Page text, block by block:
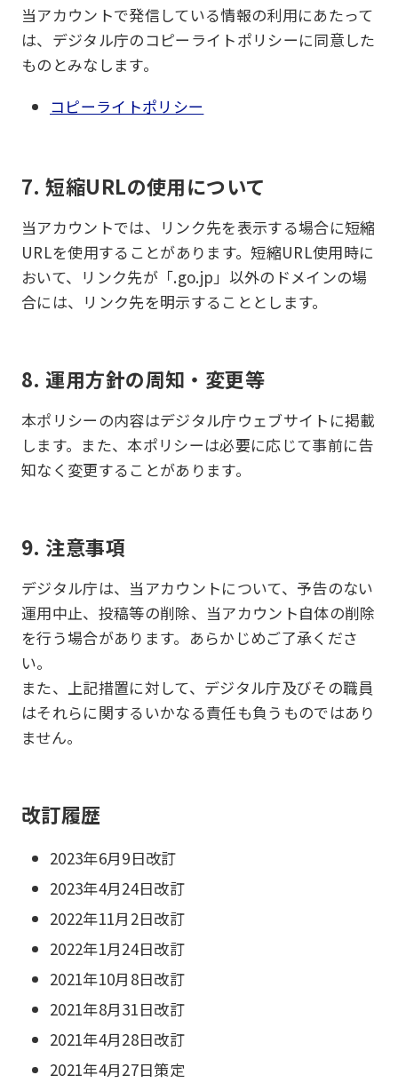
当アカウントで発信している情報の利用にあたって
は、デジタル庁のコピーライトポリシーに同意した
ものとみなします。
コピーライトポリシー
7. 短縮URLの使用について
当アカウントでは、リンク先を表示する場合に短縮
URLを使用することがあります。短縮URL使用時に
おいて、リンク先が「.go.jp」以外のドメインの場
合には、リンク先を明示することとします。
8. 運用方針の周知・変更等
本ポリシーの内容はデジタル庁ウェブサイトに掲載
します。また、本ポリシーは必要に応じて事前に告
知なく変更することがあります。
9. 注意事項
デジタル庁は、当アカウントについて、予告のない
運用中止、投稿等の削除、当アカウント自体の削除
を行う場合があります。あらかじめご了承くださ
い。
また、上記措置に対して、デジタル庁及びその職員
はそれらに関するいかなる責任も負うものではあり
ません。
改訂履歴
2023年6月9日改訂
2023年4月24日改訂
2022年11月2日改訂
2022年1月24日改訂
2021年10月8日改訂
2021年8月31日改訂
2021年4月28日改訂
2021年4月27日策定